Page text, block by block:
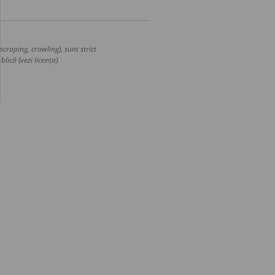
crawling), sunt strict
(vezi licența).